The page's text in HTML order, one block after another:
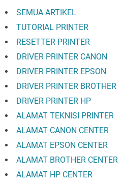
SEMUA ARTIKEL
TUTORIAL PRINTER
RESETTER PRINTER
DRIVER PRINTER CANON
DRIVER PRINTER EPSON
DRIVER PRINTER BROTHER
DRIVER PRINTER HP
ALAMAT TEKNISI PRINTER
ALAMAT CANON CENTER
ALAMAT EPSON CENTER
ALAMAT BROTHER CENTER
ALAMAT HP CENTER